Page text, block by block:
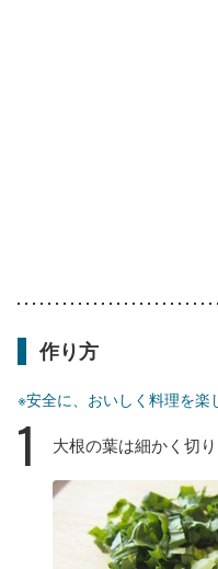
作り方
※安全に、おいしく料理を楽
1 大根の葉は細かく切り